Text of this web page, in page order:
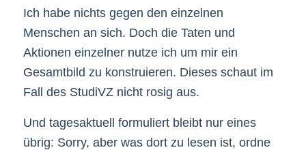
Ich habe nichts gegen den einzelnen
Menschen an sich. Doch die Taten und
Aktionen einzelner nutze ich um mir ein
Gesamtbild zu konstruieren. Dieses schaut im
Fall des StudiVZ nicht rosig aus.
Und tagesaktuell formuliert bleibt nur eines
übrig: Sorry, aber was dort zu lesen ist, ordne